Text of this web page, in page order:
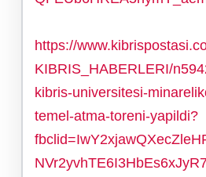
https://
KIBRIS_HABERLERI/
kibris-universitesi-
temel-atma-toreni-yapildi?